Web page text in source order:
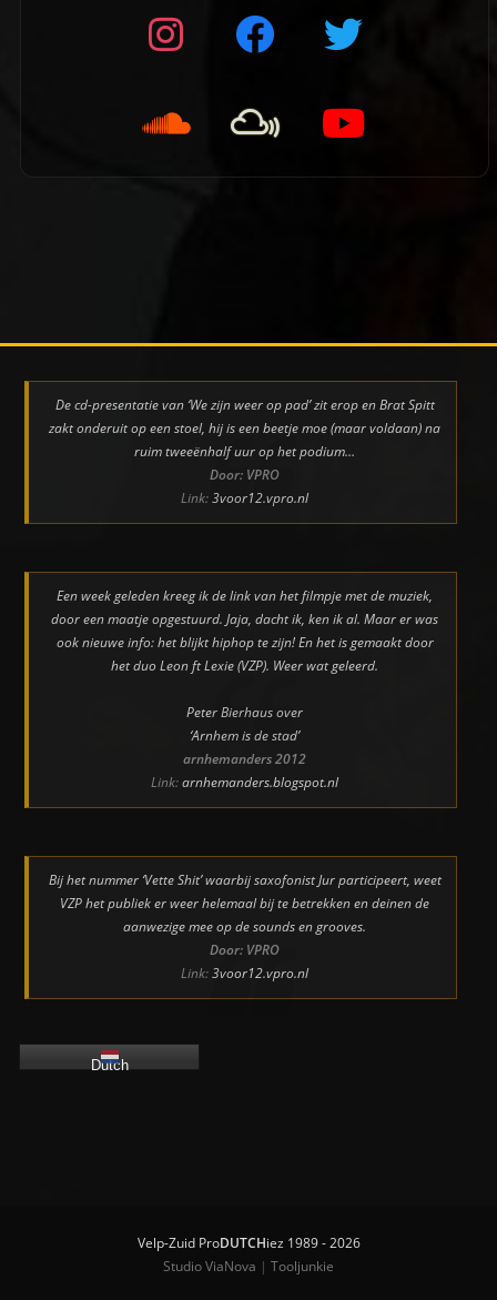
De cd-presentatie van ‘We zijn weer op pad’ zit erop en Brat Spitt
zakt onderuit op een stoel, hij is een beetje moe (maar voldaan) na
ruim tweeënhalf uur op het podium…
Door: VPRO
Link:3voor12.vpro.nl
Een week geleden kreeg ik de link van het filmpje met de muziek,
door een maatje opgestuurd. Jaja, dacht ik, ken ik al. Maar er was
ook nieuwe info: het blijkt hiphop te zijn! En het is gemaakt door
het duo Leon ft Lexie (VZP). Weer wat geleerd.
Peter Bierhaus over
‘Arnhem is de stad’
arnhemanders 2012
Link:arnhemanders.blogspot.nl
Bij het nummer ‘Vette Shit’ waarbij saxofonist Jur participeert, weet
VZP het publiek er weer helemaal bij te betrekken en deinen de
aanwezige mee op de sounds en grooves.
Door: VPRO
Link:3voor12.vpro.nl
Dutch
Velp-Zuid ProDUTCHiez 1989 - 2026
Studio ViaNova | Tooljunkie